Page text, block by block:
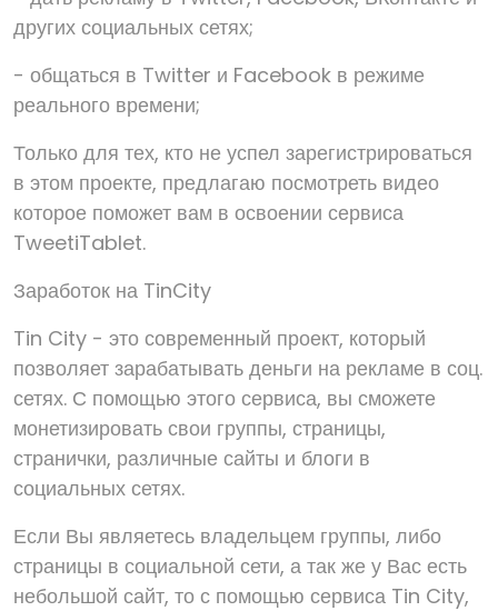
других социальных сетях;
- общаться в Twitter и Facebook в режиме
реального времени;
Только для тех, кто не успел зарегистрироваться
в этом проекте, предлагаю посмотреть видео
которое поможет вам в освоении сервиса
TweetiTablet.
Заработок на TinCity
Tin City - это современный проект, который
позволяет зарабатывать деньги на рекламе в соц.
сетях. С помощью этого сервиса, вы сможете
монетизировать свои группы, страницы,
странички, различные сайты и блоги в
социальных сетях.
Если Вы являетесь владельцем группы, либо
страницы в социальной сети, а так же у Вас есть
небольшой сайт, то с помощью сервиса Tin City,